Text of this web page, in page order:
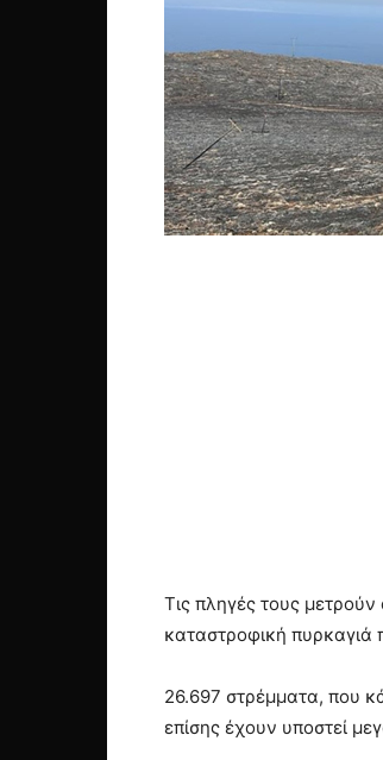
Τις πληγές τους
καταστροφική
26.697 στρέμματα, που
επίσης έχουν υποστεί